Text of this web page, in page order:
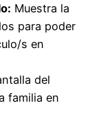
Muestra la
para poder
s en
del
familia en